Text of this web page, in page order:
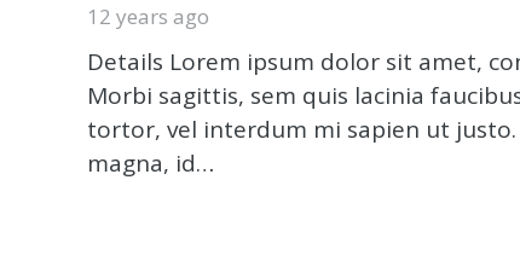
12 years ago
Details Lorem ipsum dolor sit amet,
Morbi sagittis, sem quis lacinia
tortor, vel interdum mi sapien ut
magna, id…